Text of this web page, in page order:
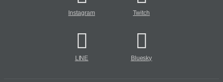
Instagram Twitch
LINE Bluesky